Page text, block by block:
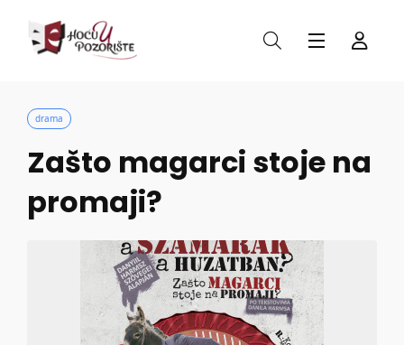
drama
Zašto magarci stoje na
promaji?